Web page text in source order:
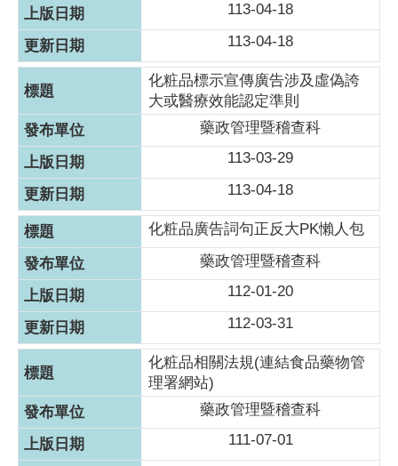
113-04-18
113-04-18
化粧品標示宣傳廣告涉及虛偽誇
大或醫療效能認定準則
藥政管理暨稽查科
113-03-29
113-04-18
化粧品廣告詞句正反大PK懶人包
藥政管理暨稽查科
112-01-20
112-03-31
化粧品相關法規(連結食品藥物管
理署網站)
藥政管理暨稽查科
111-07-01